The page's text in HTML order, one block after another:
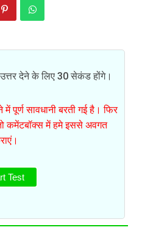
देने के लिए 30 सेकंड होंगे।
पूर्ण सावधानी बरती गई है। फिर
कमेंटबॉक्स में हमे इससे अवगत
Test